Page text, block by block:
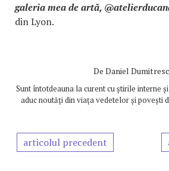
galeria mea de artă,
din Lyon.
De Daniel
Sunt întotdeauna la curent cu știrile interne
aduc noutăți din viața vedetelor și povești
articolul precedent